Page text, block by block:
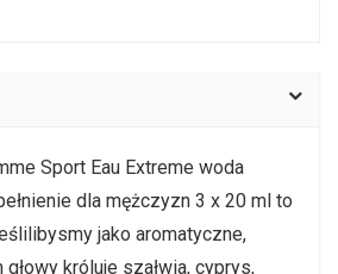
Sport Eau Extreme woda
dla mężczyzn 3 x 20 ml to
jako aromatyczne,
króluje szałwia, cyprys,